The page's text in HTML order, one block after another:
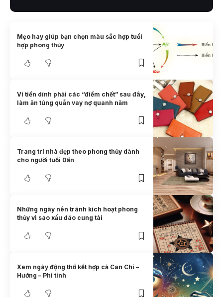
Mẹo hay giúp bạn chọn màu sắc hợp tuổi
hợp phong thủy
Ví tiền dính phải các “điểm chết” sau đây,
làm ăn túng quẫn vay nợ quanh năm
Trang trí nhà đẹp theo phong thủy dành
cho người tuổi Dần
Những ngày nên tránh kích hoạt phong
thủy vì sao xấu đáo cung tài
Xem ngày động thổ kết hợp cả Can Chi –
Hướng – Phi tinh